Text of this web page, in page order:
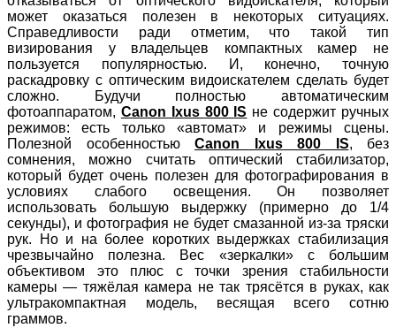
может оказаться полезен в некоторых ситуациях.
Справедливости ради отметим, что такой тип
визирования у владельцев компактных камер не
пользуется популярностью. И, конечно, точную
раскадровку с оптическим видоискателем сделать будет
сложно. Будучи полностью автоматическим
фотоаппаратом, Canon Ixus 800 IS не содержит ручных
режимов: есть только «автомат» и режимы сцены.
Полезной особенностью Canon Ixus 800 IS, без
сомнения, можно считать оптический стабилизатор,
который будет очень полезен для фотографирования в
условиях слабого освещения. Он позволяет
использовать большую выдержку (примерно до 1/4
секунды), и фотография не будет смазанной из-за тряски
рук. Но и на более коротких выдержках стабилизация
чрезвычайно полезна. Вес «зеркалки» с большим
объективом это плюс с точки зрения стабильности
камеры — тяжёлая камера не так трясётся в руках, как
ультракомпактная модель, весящая всего сотню
граммов.